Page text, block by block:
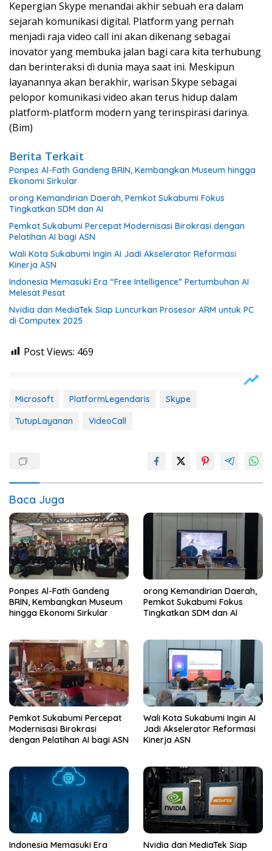
Kepergian Skype menandai akhir sebuah era dalam
sejarah komunikasi digital. Platform yang pernah
menjadi raja video call ini akan dikenang sebagai
inovator yang membuka jalan bagi cara kita terhubung
dan berinteraksi di dunia maya saat ini. Meskipun
layanannya akan berakhir, warisan Skype sebagai
pelopor komunikasi video akan terus hidup dalam
platform-platform modern yang terinspirasi darinya.
(Bim)
Berita Terkait
Ponpes Al-Fath Gandeng BRIN, Kembangkan Museum hingga
Ekonomi Sirkular
orong Kemandirian Daerah, Pemkot Sukabumi Fokus
Tingkatkan SDM dan AI
Pemkot Sukabumi Percepat Modernisasi Birokrasi dengan
Pelatihan AI bagi ASN
Wali Kota Sukabumi Ingin AI Jadi Akselerator Reformasi
Kinerja ASN
Indonesia Memasuki Era “Free Intelligence” Pertumbuhan AI
Melesat Pesat
Nvidia dan MediaTek Siap Luncurkan Prosesor ARM untuk PC
di Computex 2025
Post Views: 469
Microsoft PlatformLegendaris
Skype
TutupLayanan
VideoCall
Baca Juga
Ponpes Al-Fath Gandeng
BRIN, Kembangkan Museum
hingga Ekonomi Sirkular
orong Kemandirian Daerah,
Pemkot Sukabumi Fokus
Tingkatkan SDM dan AI
Pemkot Sukabumi Percepat
Modernisasi Birokrasi
dengan Pelatihan AI bagi ASN
Wali Kota Sukabumi Ingin AI
Jadi Akselerator Reformasi
Kinerja ASN
Indonesia Memasuki Era
Nvidia dan MediaTek Siap